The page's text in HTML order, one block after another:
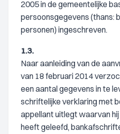
2005 in de gemeentelijke
persoonsgegevens (thans:
personen) ingeschreven.
1.3.
Naar aanleiding van de
van 18 februari 2014
een aantal gegevens in te
schriftelijke verklaring met
appellant uitlegt waarvan
heeft geleefd,